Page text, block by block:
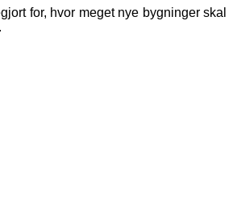
for, hvor meget nye bygninger skal